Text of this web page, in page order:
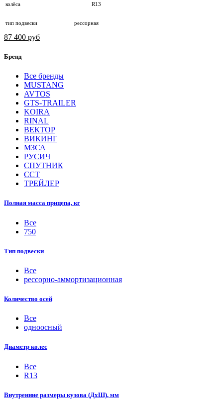
колёса R13
тип подвески рессорная
87 400 руб
Бренд
Все бренды
MUSTANG
AVTOS
GTS-TRAILER
KOIRA
RINAL
ВЕКТОР
ВИКИНГ
МЗСА
РУСИЧ
СПУТНИК
ССТ
ТРЕЙЛЕР
Полная масса прицепа, кг
Все
750
Тип подвески
Все
рессорно-аммортизационная
Количество осей
Все
одноосный
Диаметр колес
Все
R13
Внутренние размеры кузова (ДхШ), мм